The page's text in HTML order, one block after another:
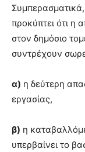
προκύπτει ότι η
στον δημόσιο
συντρέχουν
α) η δεύτερη
εργασίας,
β) η
υπερβαίνει το